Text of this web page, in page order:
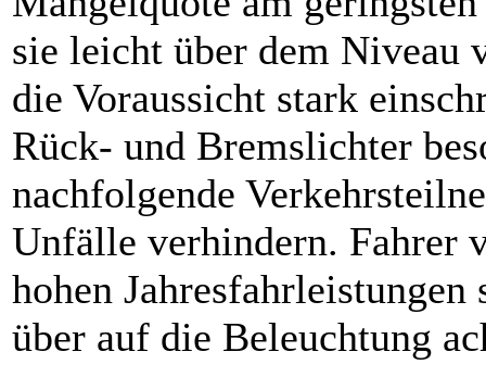
sie leicht über dem Niveau
die Voraussicht stark
Rück- und Bremslichter
nachfolgende
Unfälle verhindern. Fahrer
hohen Jahresfahrleistungen
über auf die Beleuchtung